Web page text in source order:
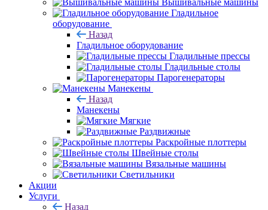
Вышивальные машины
Гладильное
оборудование
Назад
Гладильное оборудование
Гладильные прессы
Гладильные столы
Парогенераторы
Манекены
Назад
Манекены
Мягкие
Раздвижные
Раскройные плоттеры
Швейные столы
Вязальные машины
Светильники
Акции
Услуги
Назад